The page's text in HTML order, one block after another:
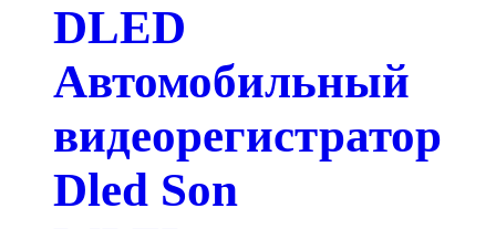
DLED
Автомобильный
видеорегистратор
Dled Son